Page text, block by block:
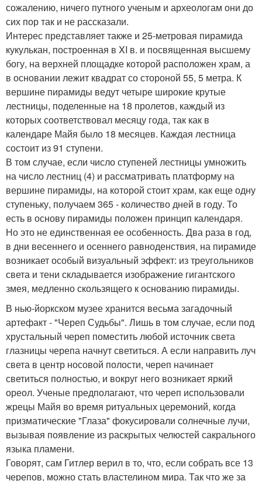
сожалению, ничего путного ученым и археологам они до
сих пор так и не рассказали.
Интерес представляет также и 25-метровая пирамида
кукулькан, построенная в XI в. и посвященная высшему
богу, на верхней площадке которой расположен храм, а
в основании лежит квадрат со стороной 55, 5 метра. К
вершине пирамиды ведут четыре широкие крутые
лестницы, поделенные на 18 пролетов, каждый из
которых соответствовал месяцу года, так как в
календаре Майя было 18 месяцев. Каждая лестница
состоит из 91 ступени.
В том случае, если число ступеней лестницы умножить
на число лестниц (4) и рассматривать платформу на
вершине пирамиды, на которой стоит храм, как еще одну
ступеньку, получаем 365 - количество дней в году. То
есть в основу пирамиды положен принцип календаря.
Но это не единственная ее особенность. Два раза в год,
в дни весеннего и осеннего равноденствия, на пирамиде
возникает особый визуальный эффект: из треугольников
света и тени складывается изображение гигантского
змея, медленно скользящего к основанию пирамиды.
В нью-йоркском музее хранится весьма загадочный
артефакт - "Череп Судьбы". Лишь в том случае, если под
хрустальный череп поместить любой источник света
глазницы черепа начнут светиться. А если направить луч
света в центр носовой полости, череп начинает
светиться полностью, и вокруг него возникает яркий
ореол. Ученые предполагают, что череп использовали
жрецы Майя во время ритуальных церемоний, когда
призматические "Глаза" фокусировали солнечные лучи,
вызывая появление из раскрытых челюстей сакрального
языка пламени.
Говорят, сам Гитлер верил в то, что, если собрать все 13
черепов, можно стать властелином мира. Так что же за